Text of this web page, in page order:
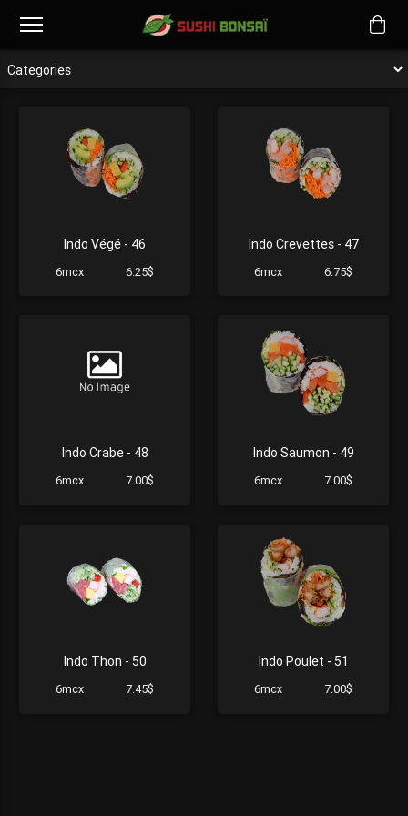
Indo Végé - 46
6mcx 6.25$
Indo Crevettes - 47
6mcx 6.75$
Indo Crabe - 48
6mcx 7.00$
Indo Saumon - 49
6mcx 7.00$
Indo Thon - 50
6mcx 7.45$
Indo Poulet - 51
6mcx 7.00$